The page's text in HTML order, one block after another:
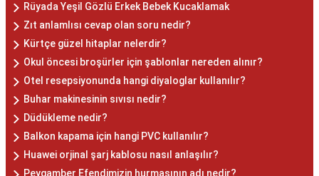
Rüyada Yeşil Gözlü Erkek Bebek Kucaklamak
Zıt anlamlısı cevap olan soru nedir?
Kürtçe güzel hitaplar nelerdir?
Okul öncesi broşürler için şablonlar nereden alınır?
Otel resepsiyonunda hangi diyaloglar kullanılır?
Buhar makinesinin sıvısı nedir?
Düdükleme nedir?
Balkon kapama için hangi PVC kullanılır?
Huawei orjinal şarj kablosu nasıl anlaşılır?
Peygamber Efendimizin hurmasının adı nedir?